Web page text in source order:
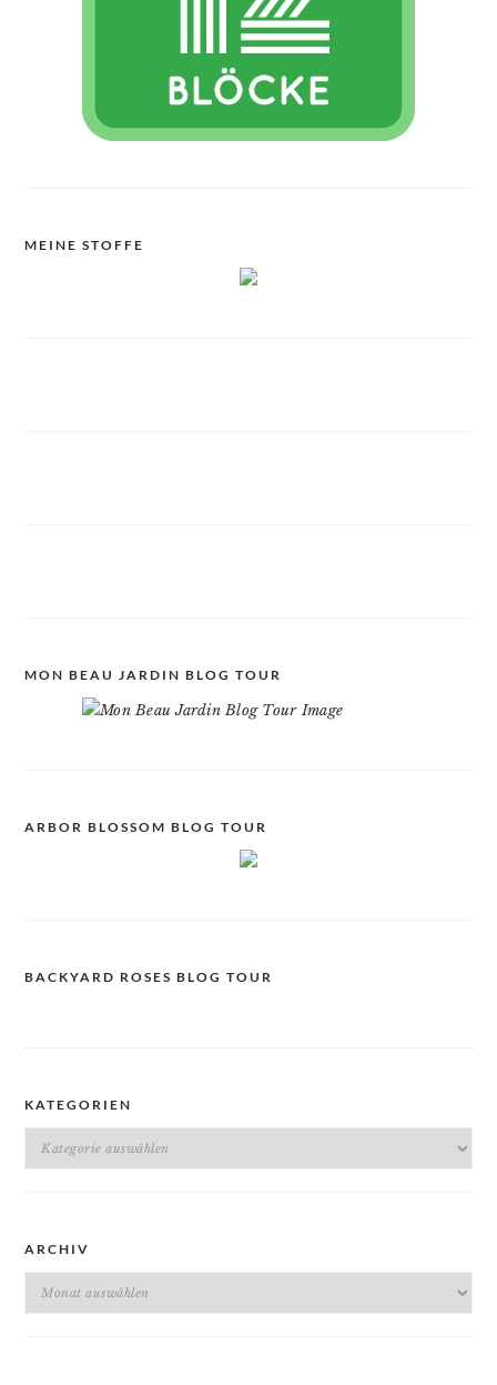
MEINE STOFFE
MON BEAU JARDIN BLOG TOUR
ARBOR BLOSSOM BLOG TOUR
BACKYARD ROSES BLOG TOUR
KATEGORIEN
Kategorien
ARCHIV
Archiv